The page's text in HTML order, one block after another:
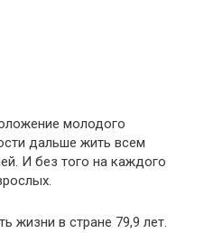
молодого
дальше жить всем
И без того на каждого
жизни в стране 79,9 лет.